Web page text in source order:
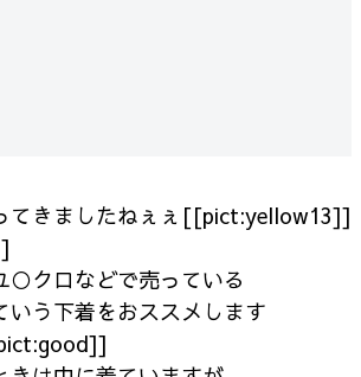
てきましたねぇぇ[[pict:yellow13]]
○クロなどで売っている
いう下着をおススメします